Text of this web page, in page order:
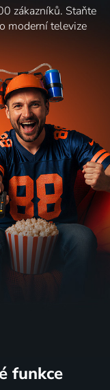
zákazníků. Staňte
moderní televize
funkce